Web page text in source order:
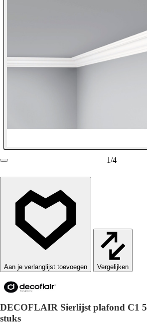
1/4
Vergelijken
DECOFLAIR Sierlijst plafond C1
stuks